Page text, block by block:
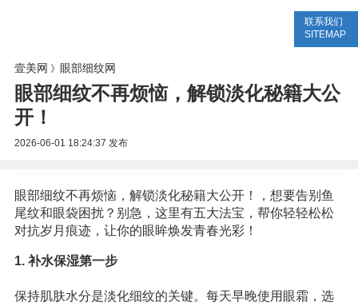
联系我们
SITEMAP
壹美网 》 眼部细纹网
眼部细纹不再烦恼，解锁淡化秘籍大公
开！
2026-06-01 18:24:37 发布
眼部细纹不再烦恼，解锁淡化秘籍大公开！，想要告别鱼
尾纹和眼袋困扰？别急，这里有五大法宝，帮你轻轻松松
对抗岁月痕迹，让你的眼眸焕发青春光彩！
1. 补水保湿第一步
保持肌肤水分是淡化细纹的关键。每天早晚使用眼霜，选